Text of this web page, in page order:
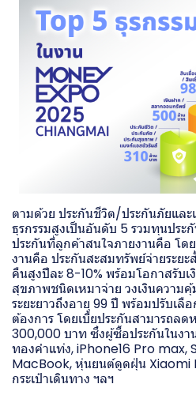
ตามด้วย ประกันชีวิต/ประกันภัยแล
ธุรกรรมสูงเป็นอันดับ 5 รวมทุนประ
ประกันที่ลูกค้าสนใจภายงานคือ โด
งานคือ ประกันสะสมทรัพย์จ่ายระยะ
คืนสูงปีละ 8-10% พร้อมโอกาสรับ
สุขภาพชนิดเหมาจ่าย วงเงินความ
ระยะยาวถึงอายุ 99 ปี พร้อมปรับเลื
ต้องการ โดยเบี้ยประกันสามารถล
300,000 บาท ซึ่งผู้ซื้อประกันในง
ทองคำแท่ง, iPhone16 Pro max,
MacBook, หุ่นยนต์ดูดฝุ่น
กระเป๋าเดินทาง ฯลฯ